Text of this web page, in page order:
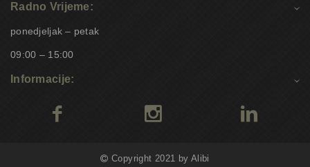
Radno Vrijeme:
ponedjeljak – petak
09:00 – 15:00
Informacije:
Copyright 2021 by Alibi